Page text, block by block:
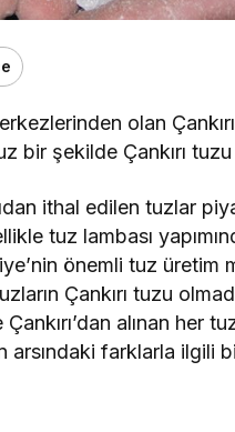
olan
bir şekilde Çankırı tuzu
ithal edilen tuzlar
tuz lambası
önemli tuz üretim
Çankırı tuzu
alınan her
arsındaki farklarla ilgili